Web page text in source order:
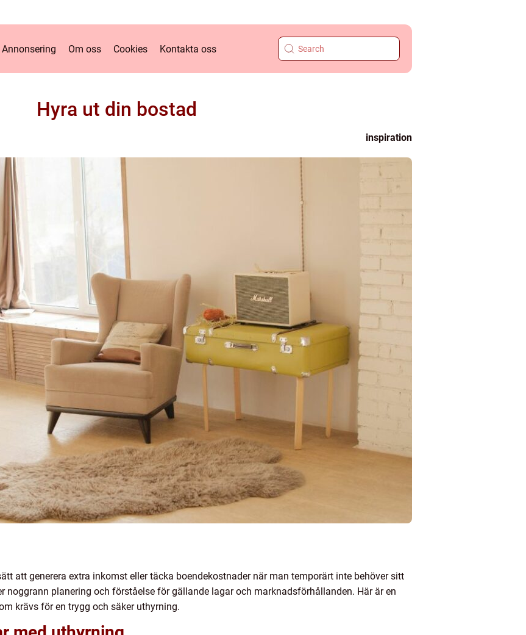
Annonsering Om oss Cookies Kontakta oss
Hyra ut din bostad
inspiration
att generera extra inkomst eller täcka boendekostnader när man temporärt inte behöver sitt
noggrann planering och förståelse för gällande lagar och marknadsförhållanden. Här är en
krävs för en trygg och säker uthyrning.